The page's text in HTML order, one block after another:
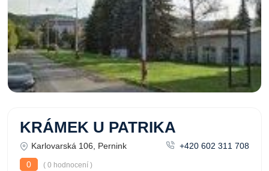
KRÁMEK U PATRIKA
Karlovarská 106, Pernink
+420 602 311 708
0
( 0 hodnocení )